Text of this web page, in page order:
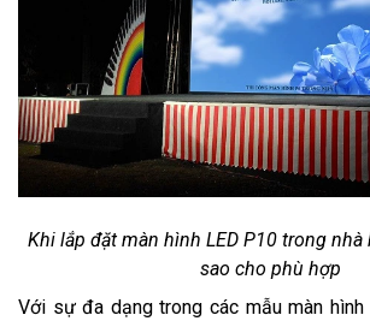
Khi lắp đặt màn hình LED P10 trong
sao cho phù hợp
Với sự đa dạng trong các mẫu màn